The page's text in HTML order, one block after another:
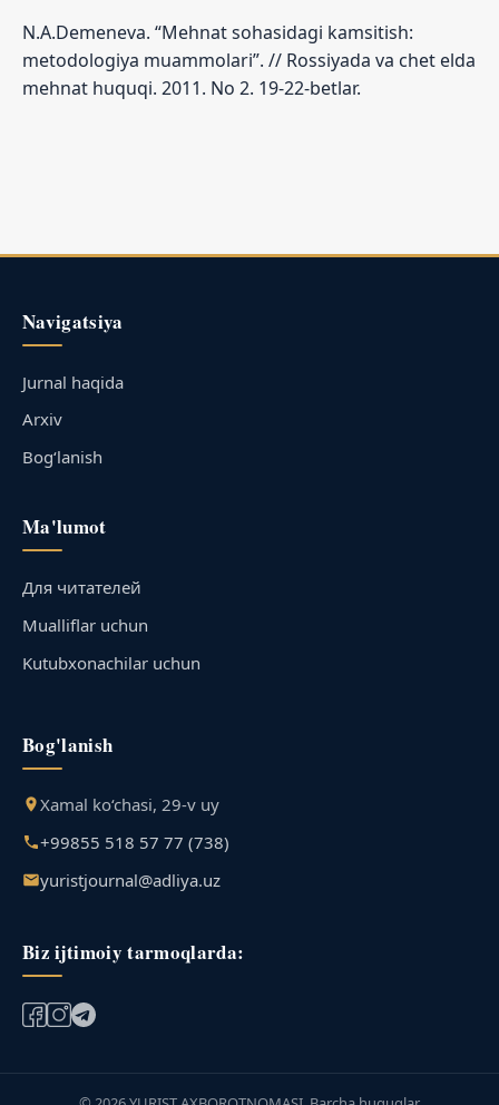
N.A.Demeneva. “Mehnat sohasidagi kamsitish:
metodologiya muammolari”. // Rossiyada va chet elda
mehnat huquqi. 2011. No 2. 19-22-betlar.
Navigatsiya
Jurnal haqida
Arxiv
Bog‘lanish
Ma'lumot
Для читателей
Mualliflar uchun
Kutubxonachilar uchun
Bog'lanish
Xamal ko‘chasi, 29-v uy
+99855 518 57 77 (738)
yuristjournal@adliya.uz
Biz ijtimoiy tarmoqlarda: